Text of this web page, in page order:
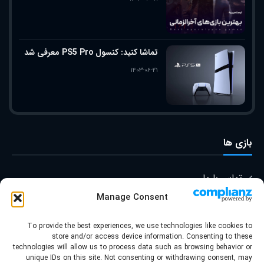
Manage Consent
To provide the best experiences, we use technologies like cookies to
store and/or access device information. Consenting to these
technologies will allow us to process data such as browsing behavior or
unique IDs on this site. Not consenting or withdrawing consent, may
تماشا کنید: کنسول PS5 Pro معرفی شد
۱۴۰۳-۰۶-۲۱
بازی ها
تماس با ما
درباره ما
© کپی رایت ۲۰۲۲ | قالب توسط